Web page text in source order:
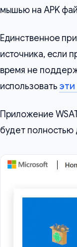
мышью на APK
Единственное
источника, если
время не
использовать эти
Приложение
будет полностью